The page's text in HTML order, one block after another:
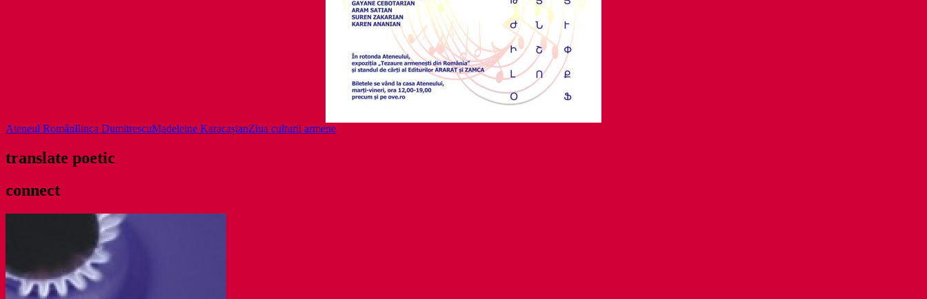
Ateneul RomânIlinca DumitrescuMadeleine KaracașianZiua culturii armene
translate poetic
connect